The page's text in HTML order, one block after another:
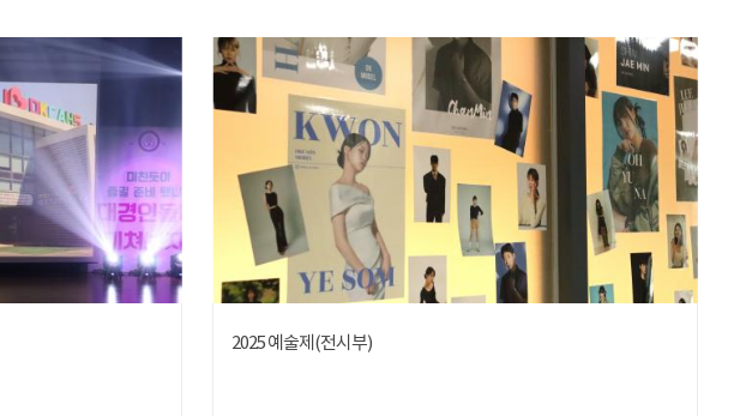
2025 예술제(전시부)